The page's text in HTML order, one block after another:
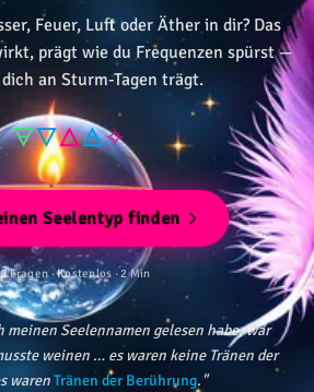
Feuer, Luft oder Äther in dir? Das
prägt wie du Frequenzen spürst —
an Sturm-Tagen trägt.
🜃🜄🜂🜁✧
Seelentyp finden
Fragen · Kostenlos · 2 Min
meinen Seelennamen gelesen habe, war
weinen … es waren keine Tränen der
warenTränen der Berührung."